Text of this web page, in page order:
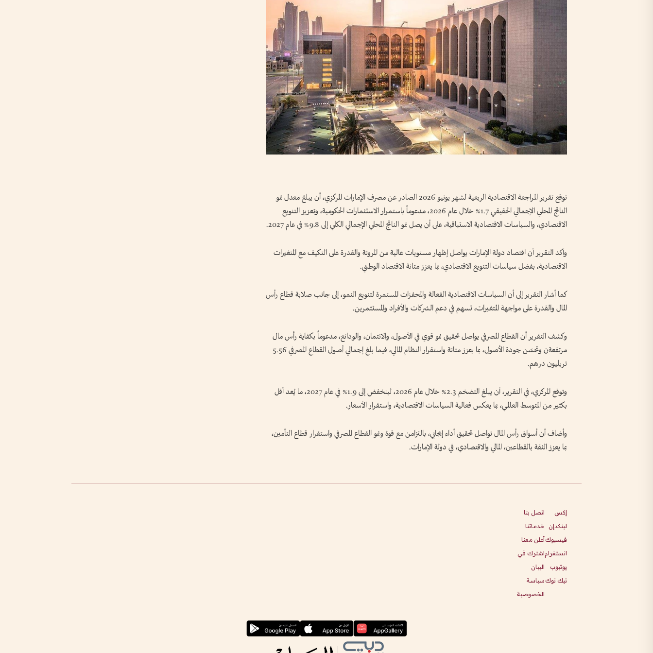
توقع تقرير المراجعة الاقتصادية الربعية لشهر يونيو 2026 الصادر عن مصرف الإمارات المركزي، أن يبلغ معدل نمو
الناتج المحلي الإجمالي الحقيقي 1.7% خلال عام 2026، مدعوماً باستمرار الاستثمارات الحكومية، وتعزيز التنويع
الاقتصادي، والسياسات الاقتصادية الاستباقية، على أن يصل نمو الناتج المحلي الإجمالي الكلي إلى 9.8% في عام 2027.
وأكد التقرير أن اقتصاد دولة الإمارات يواصل إظهار مستويات عالية من المرونة والقدرة على التكيف مع المتغيرات
الاقتصادية، بفضل سياسات التنويع الاقتصادي، بما يعزز متانة الاقتصاد الوطني.
كما أشار التقرير إلى أن السياسات الاقتصادية الفعالة والمحفزات المستمرة لتنويع النمو، إلى جانب صلابة قطاع رأس
المال والقدرة على مواجهة المتغيرات، تسهم في دعم الشركات والأفراد والمستثمرين.
وكشف التقرير أن القطاع المصرفي يواصل تحقيق نمو قوي في الأصول، والائتمان، والودائع، مدعوماً بكفاية رأس مال
مرتفعةن وتحسّن جودة الأصول، بما يعزز متانة واستقرار النظام المالي، فيما بلغ إجمالي أصول القطاع المصرفي 5.56
تريليون درهم.
وتوقع المركزي، في التقرير، أن يبلغ التضخم 2.3% خلال عام 2026، لينخفض إلى 1.9% في عام 2027، ما يُعد أقل
بكثير من المتوسط العالمي، بما يعكس فعالية السياسات الاقتصادية، واستقرار الأسعار.
وأضاف أن أسواق رأس المال تواصل تحقيق أداء إيجابي، بالتزامن مع قوة ونمو القطاع المصرفي واستقرار قطاع التأمين،
بما يعزز الثقة بالقطاعين، المالي والاقتصادي، في دولة الإمارات.
إكس
لينكدإن
فيسبوك
انستغرام
يوتيوب
تيك توك
اتصل بنا
خدماتنا
أعلن معنا
اشترك في
البيان
سياسة
الخصوصية